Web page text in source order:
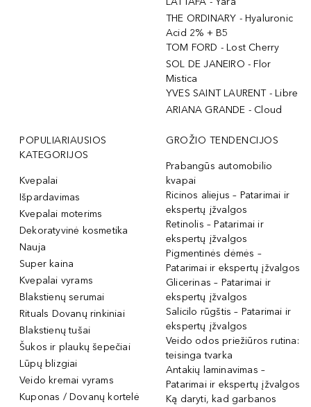
THE ORDINARY - Hyaluronic
Acid 2% + B5
TOM FORD - Lost Cherry
SOL DE JANEIRO - Flor
Mistica
YVES SAINT LAURENT - Libre
ARIANA GRANDE - Cloud
POPULIARIAUSIOS
KATEGORIJOS
Kvepalai
Išpardavimas
Kvepalai moterims
Dekoratyvinė kosmetika
Nauja
Super kaina
Kvepalai vyrams
Blakstienų serumai
Rituals Dovanų rinkiniai
Blakstienų tušai
Šukos ir plaukų šepečiai
Lūpų blizgiai
Veido kremai vyrams
Kuponas / Dovanų kortelė
GROŽIO TENDENCIJOS
Prabangūs automobilio
kvapai
Ricinos aliejus – Patarimai ir
ekspertų įžvalgos
Retinolis – Patarimai ir
ekspertų įžvalgos
Pigmentinės dėmės –
Patarimai ir ekspertų įžvalgos
Glicerinas – Patarimai ir
ekspertų įžvalgos
Salicilo rūgštis – Patarimai ir
ekspertų įžvalgos
Veido odos priežiūros rutina:
teisinga tvarka
Antakių laminavimas –
Patarimai ir ekspertų įžvalgos
Ką daryti, kad garbanos